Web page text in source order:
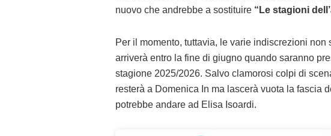
nuovo che andrebbe a sostituire “Le stagioni
Per il momento, tuttavia, le varie indiscrezioni non
arriverà entro la fine di giugno quando saranno
stagione 2025/2026. Salvo clamorosi colpi di
resterà a Domenica In ma lascerà vuota la fascia
potrebbe andare ad Elisa Isoardi.